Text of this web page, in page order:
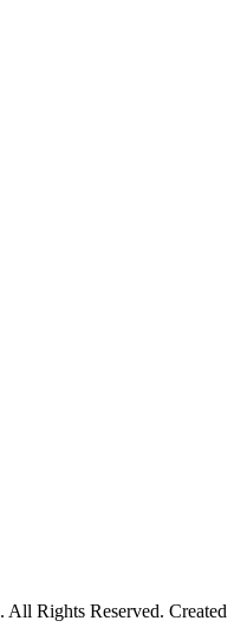
. All Rights Reserved. Created